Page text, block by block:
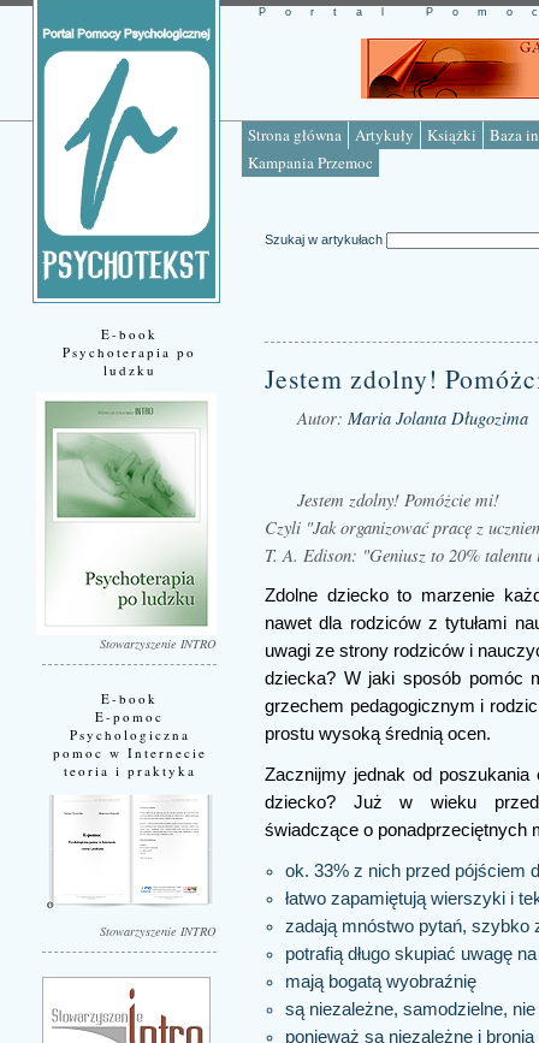
Strona główna Artykuły Książki
Baza
Kampania Przemoc
Portal
E-book
Psychoterapia po
ludzku
Stowarzyszenie INTRO
E-book
E-pomoc
Psychologiczna
pomoc w Internecie
teoria i praktyka
Stowarzyszenie INTRO
Szukaj w artykułach
Jestem zdolny!
Autor: Maria Jolanta Długozima
Jestem zdolny! Pomóżcie mi!
Czyli "Jak organizować pracę z
T. A. Edison: "Geniusz to 20%
Zdolne dziecko to marzenie
nawet dla rodziców z tytułami
uwagi ze strony rodziców i
dziecka? W jaki sposób pomóc
grzechem pedagogicznym i
prostu wysoką średnią ocen.
Zacznijmy jednak od poszukania
dziecko? Już w wieku
świadczące o ponadprzeciętnych
ok. 33% z nich przed pójściem
łatwo zapamiętują wierszyki i
zadają mnóstwo pytań, szybko
potrafią długo skupiać uwagę
mają bogatą wyobraźnię
są niezależne, samodzielne,
ponieważ są niezależne i